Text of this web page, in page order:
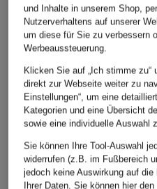
Weekend Max Mara
Blazer
Weekend Max Mara
Hosen
Weekend Max Mara
Jeans
Weekend Max Mara
Kleider
und Inhalte in unserem Shop,
Nutzerverhaltens auf unserer
um diese für Sie zu verbessern
Werbeaussteuerung.
Klicken Sie auf „Ich stimme
direkt zur Webseite weiter zu
Einstellungen“, um eine
Kategorien und eine Übersicht
sowie eine individuelle Auswahl
Sie können Ihre Tool-Auswahl
widerrufen (z.B. im Fußbereich
jedoch keine Auswirkung auf die
Ihrer Daten. Sie können hierden